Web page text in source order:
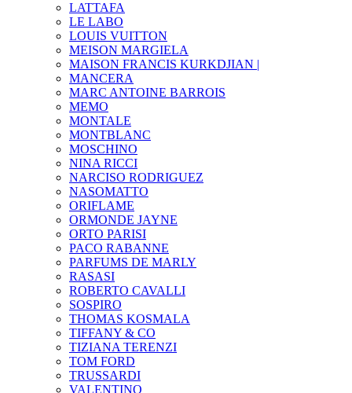
LATTAFA
LE LABO
LOUIS VUITTON
MEISON MARGIELA
MAISON FRANCIS KURKDJIAN |
MANCERA
MARC ANTOINE BARROIS
MEMO
MONTALE
MONTBLANC
MOSCHINO
NINA RICCI
NARCISO RODRIGUEZ
NASOMATTO
ORIFLAME
ORMONDE JAYNE
ORTO PARISI
PACO RABANNE
PARFUMS DE MARLY
RASASI
ROBERTO CAVALLI
SOSPIRO
THOMAS KOSMALA
TIFFANY & CO
TIZIANA TERENZI
TOM FORD
TRUSSARDI
VALENTINO